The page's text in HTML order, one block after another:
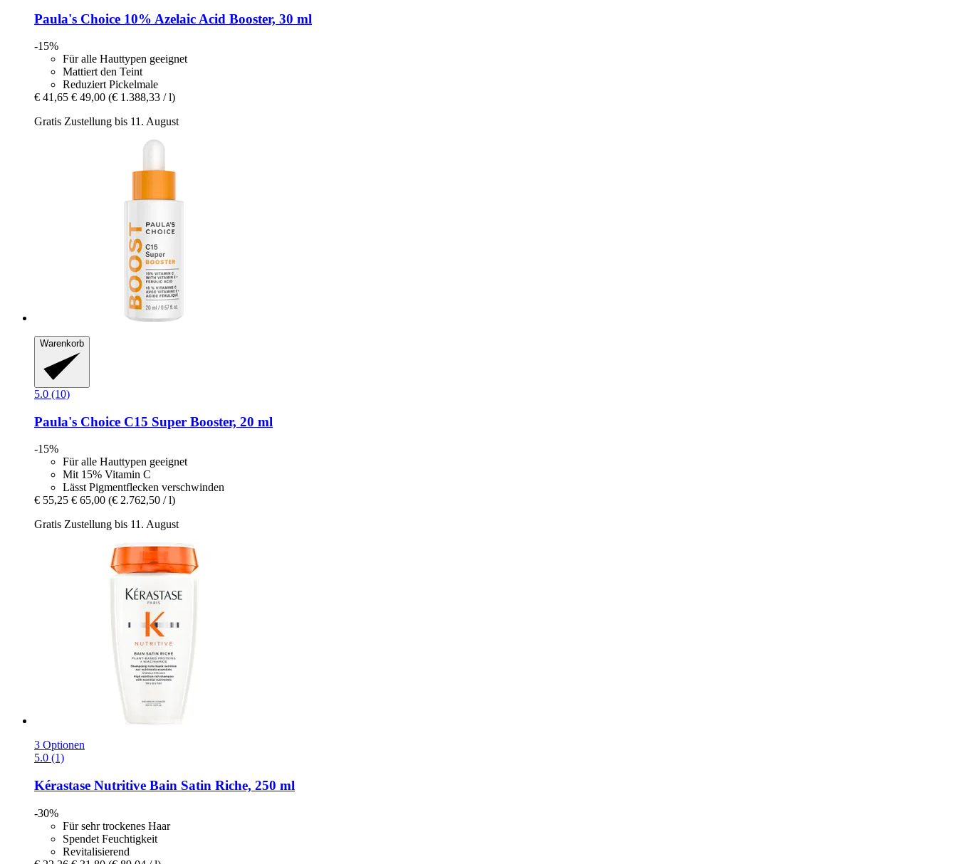
Paula's Choice 10% Azelaic Acid Booster, 30 ml
-15%
Für alle Hauttypen geeignet
Mattiert den Teint
Reduziert Pickelmale
€ 41,65 € 49,00 (€ 1.388,33 / l)
Gratis Zustellung bis 11. August
Warenkorb
5.0 (10)
Paula's Choice C15 Super Booster, 20 ml
-15%
Für alle Hauttypen geeignet
Mit 15% Vitamin C
Lässt Pigmentflecken verschwinden
€ 55,25 € 65,00 (€ 2.762,50 / l)
Gratis Zustellung bis 11. August
3 Optionen
5.0 (1)
Kérastase Nutritive Bain Satin Riche, 250 ml
-30%
Für sehr trockenes Haar
Spendet Feuchtigkeit
Revitalisierend